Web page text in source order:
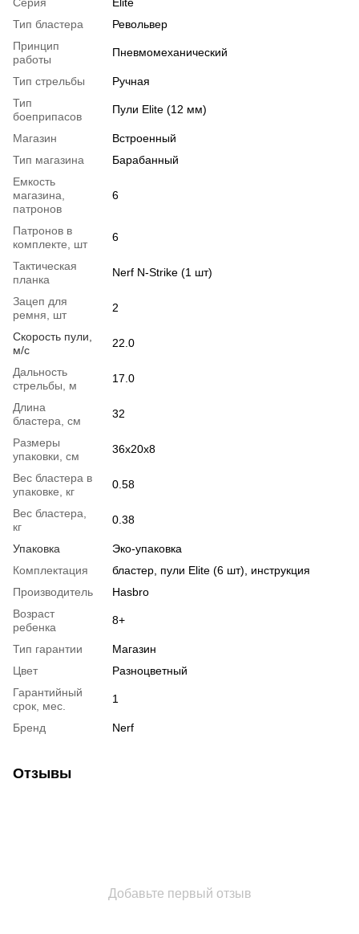
Тип бластера
Револьвер
Принцип
работы
Пневмомеханический
Тип стрельбы
Ручная
Тип
боеприпасов
Пули Elite (12 мм)
Магазин
Встроенный
Тип магазина
Барабанный
Емкость
магазина,
патронов
6
Патронов в
комплекте, шт
6
Тактическая
планка
Nerf N-Strike (1 шт)
Зацеп для
ремня, шт
2
Скорость пули,
м/с
22.0
Дальность
стрельбы, м
17.0
Длина
бластера, см
32
Размеры
упаковки, см
36x20x8
Вес бластера в
упаковке, кг
0.58
Вес бластера,
кг
0.38
Упаковка
Эко-упаковка
Комплектация
бластер, пули Elite (6 шт), инструкция
Производитель
Hasbro
Возраст
ребенка
8+
Тип гарантии
Магазин
Цвет
Разноцветный
Гарантийный
срок, мес.
1
Бренд Nerf
Отзывы
Добавьте первый отзыв